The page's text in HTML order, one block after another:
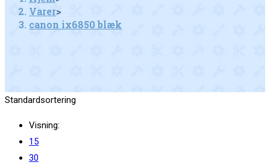
Varer>
canon ix6850 blæk
Standardsortering
Visning:
15
30